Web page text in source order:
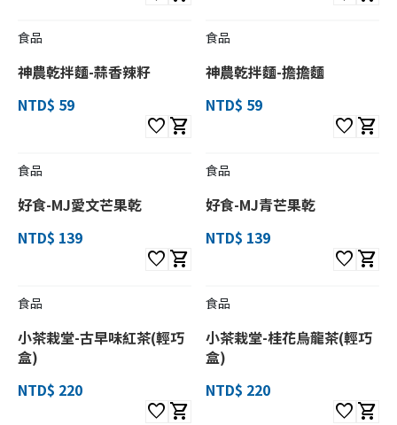
食品
神農乾拌麵-蒜香辣籽
NTD$ 59
favorite shopping_cart
食品
神農乾拌麵-擔擔麵
NTD$ 59
favorite shopping_cart
食品
好食-MJ愛文芒果乾
NTD$ 139
favorite shopping_cart
食品
好食-MJ青芒果乾
NTD$ 139
favorite shopping_cart
食品
小茶栽堂-古早味紅茶(輕巧
盒)
NTD$ 220
favorite shopping_cart
食品
小茶栽堂-桂花烏龍茶(輕巧
盒)
NTD$ 220
favorite shopping_cart